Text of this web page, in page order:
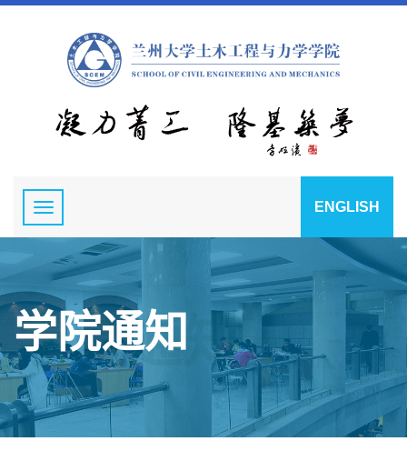
ENGLISH
学院通知